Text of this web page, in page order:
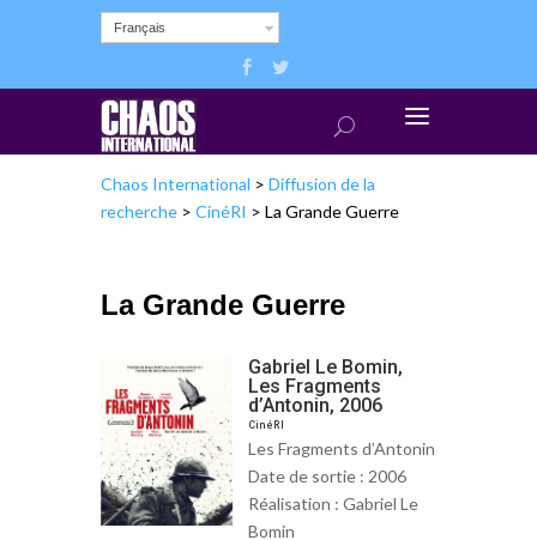
Français
Chaos International > Diffusion de la
recherche > CinéRI > La Grande Guerre
La Grande Guerre
Gabriel Le Bomin,
Les Fragments
d’Antonin, 2006
CinéRI
Les Fragments d’Antonin
Date de sortie : 2006
Réalisation : Gabriel Le
Bomin